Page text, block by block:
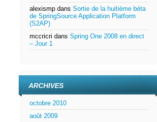
alexismp dans Sortie de la huitième béta
de SpringSource Application Platform
(S2AP)
mccricri dans Spring One 2008 en direct
– Jour 1
ARCHIVES
octobre 2010
août 2009